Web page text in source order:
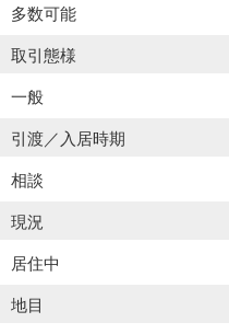
多数可能
取引態様
一般
引渡／入居時期
相談
現況
居住中
地目